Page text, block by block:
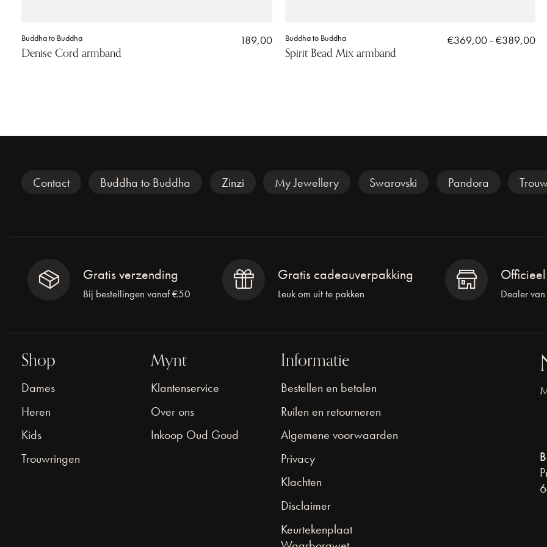
Buddha to Buddha
Denise Cord armband
189,00 Buddha to Buddha
Spirit Bead Mix armband
€369,00 - €389,00
Veel gezocht
Contact Buddha to Buddha Zinzi My Jewellery Swarovski Pandora
Gratis verzending
Bij bestellingen vanaf €50
Gratis cadeauverpakking
Leuk om uit te pakken Dealer
Shop
Dames
Heren
Kids
Trouwringen
Mynt
Klantenservice
Over ons
Inkoop Oud Goud
Informatie
Bestellen en betalen
Ruilen en retourneren
Algemene voorwaarden
Privacy
Klachten
Disclaimer
Keurtekenplaat